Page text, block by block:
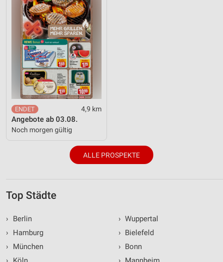
4,9 km
Angebote ab 03.08.
Noch morgen gültig
ALLE PROSPEKTE
Top Städte
›
Berlin
›
Hamburg
›
München
› Wuppertal
› Bielefeld
› Bonn